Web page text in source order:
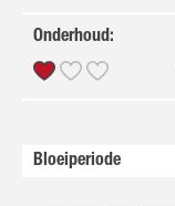
Onderhoud:
Bloeiperiode